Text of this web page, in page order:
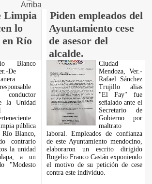
Arriba
Limpia
lo
Río
Piden empleados del
Ayuntamiento cese
de asesor del
alcalde.
Blanco
De
conductor
la Unidad
pública
Río Blanco,
contrario
la unidad
a un
"Modesto
Ciudad
Mendoza, Ver.-
Rafael Sánchez
Trujillo alias
"El Fay" fue
señalado ante el
Secretario de
Gobierno por
maltrato
laboral. Empleados de confianza
de este Ayuntamiento mendocino,
elaboraron un escrito dirigido
Rogelio Franco Castán exponiendo
el motivo de su petición de cese
contra este individuo.